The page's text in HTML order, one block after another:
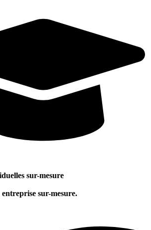
sur-mesure
sur-mesure.